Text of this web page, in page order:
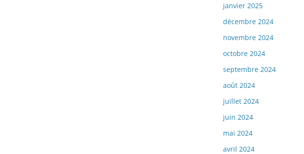
janvier 2025
décembre 2024
novembre 2024
octobre 2024
septembre 2024
août 2024
juillet 2024
juin 2024
mai 2024
avril 2024